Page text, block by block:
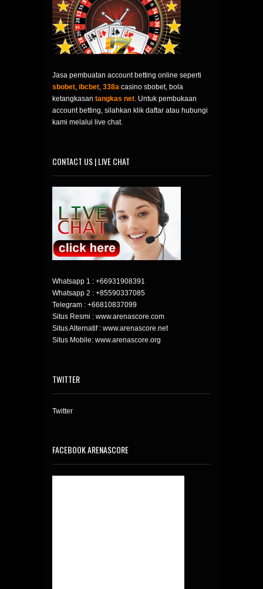
Jasa pembuatan account betting online seperti
sbobet, ibcbet, 338a casino sbobet, bola
ketangkasan tangkas net. Untuk pembukaan
account betting, silahkan klik daftar atau hubungi
kami melalui live chat.
CONTACT US | LIVE CHAT
Whatsapp 1 : +66931908391
Whatsapp 2 : +85590337085
Telegram : +66810837099
Situs Resmi : www.arenascore.com
Situs Alternatif : www.arenascore.net
Situs Mobile: www.arenascore.org
TWITTER
Twitter
FACEBOOK ARENASCORE